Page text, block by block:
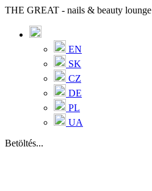
THE GREAT - nails & beauty lounge
EN
SK
CZ
DE
PL
UA
Betöltés...